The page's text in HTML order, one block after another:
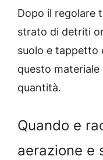
Dopo il regolare
strato di detriti
suolo e tappetto
questo
quantità.
Quando e
aerazione e